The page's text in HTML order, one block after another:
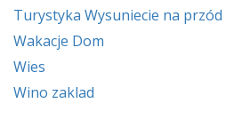
Turystyka Wysuniecie na przód
Wakacje Dom
Wies
Wino zaklad